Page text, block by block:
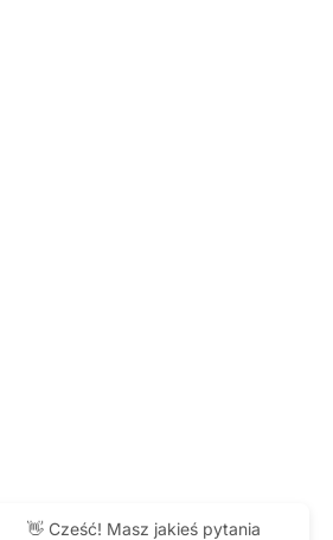
👋 Cześć! Masz jakieś pytania